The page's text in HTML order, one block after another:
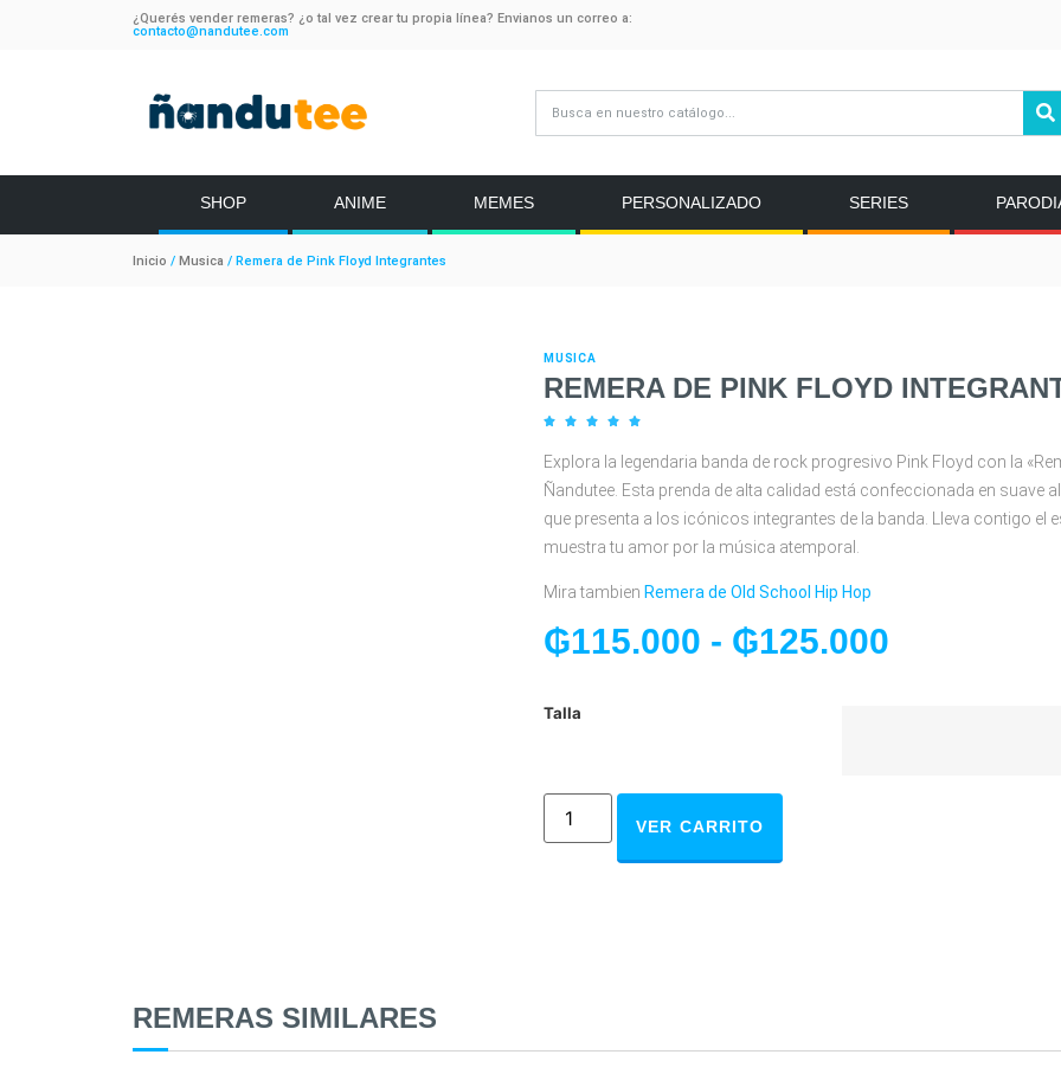
¿Querés vender remeras? ¿o tal vez crear tu propia línea? Envianos un correo a:
contacto@nandutee.com
SHOP ANIME MEMES PERSONALIZADO SERIES
Inicio / Musica / Remera de Pink Floyd Integrantes
MUSICA
REMERA DE PINK FLOYD
    
Explora la legendaria banda de rock progresivo Pink Floyd con la
Ñandutee. Esta prenda de alta calidad está confeccionada en suave
que presenta a los icónicos integrantes de la banda. Lleva contigo el
muestra tu amor por la música atemporal.
Mira tambien Remera de Old School Hip Hop
₲115.000 - ₲125.000
Talla
VER CARRITO
REMERAS SIMILARES